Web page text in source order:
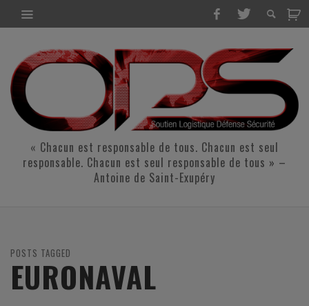
« Chacun est responsable de tous. Chacun est seul
responsable. Chacun est seul responsable de tous » –
Antoine de Saint-Exupéry
POSTS TAGGED
EURONAVAL